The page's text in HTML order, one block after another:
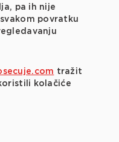
pa ih nije
povratku
tražit
kolačiće